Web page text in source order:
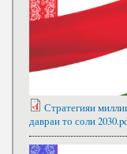
Стратегияи
давраи то соли